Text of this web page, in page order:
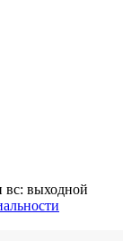
вс: выходной